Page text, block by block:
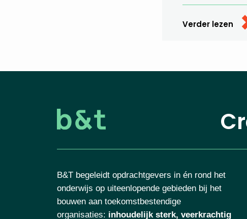
Verder lezen
B&T begeleidt opdrachtgevers in én rond het
onderwijs op uiteenlopende gebieden bij het
bouwen aan toekomstbestendige
organisaties: inhoudelijk sterk, veerkrachtig